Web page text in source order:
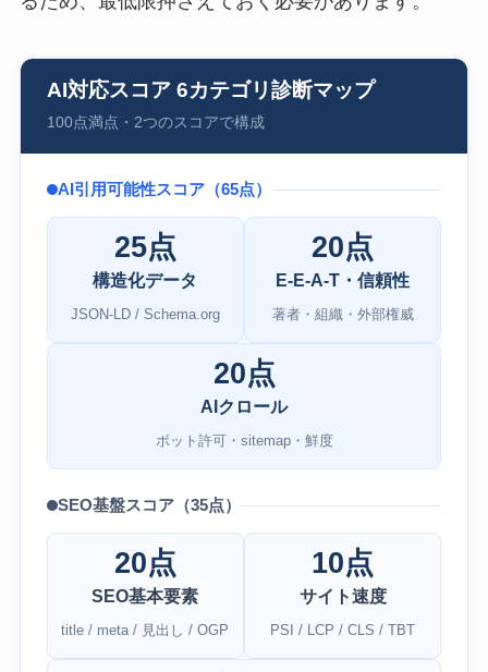
AI対応スコア 6カテゴリ診断マップ
100点満点・2つのスコアで構成
AI引用可能性スコア（65点）
25点
構造化データ
JSON-LD / Schema.org
20点
E-E-A-T・信頼性
著者・組織・外部権威
20点
AIクロール
ボット許可・sitemap・鮮度
SEO基盤スコア（35点）
20点
SEO基本要素
title / meta / 見出し / OGP
10点
サイト速度
PSI / LCP / CLS / TBT